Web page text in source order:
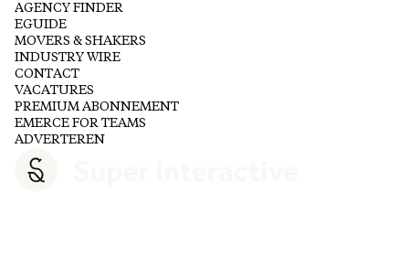
AGENCY FINDER
EGUIDE
MOVERS & SHAKERS
INDUSTRY WIRE
CONTACT
VACATURES
PREMIUM ABONNEMENT
EMERCE FOR TEAMS
ADVERTEREN